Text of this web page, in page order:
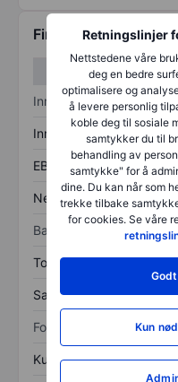
Retningslinjer
Nettstedene våre
deg en bedre
optimalisere og
å levere personlig
koble deg til sosiale
samtykker du til
behandling av
samtykke" for å
dine. Du kan når som
trekke tilbake
for cookies. Se våre
Kun
Finansiell
Inntektsoversikt
Inntekter
EBITDA
Nettoinntekt
Balanse
Totale eiendeler
Samlet gjeld
Forholdstall
Kurs/salg